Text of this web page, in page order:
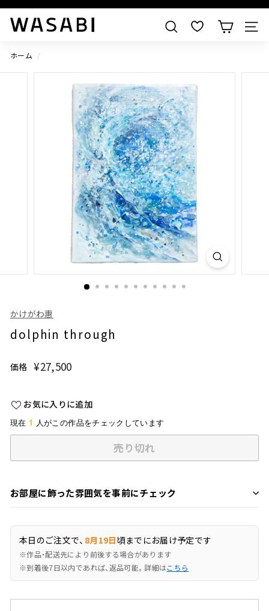
すべての作品を見る
W
S
A
検索
ホーム /
かけがわ惠
dolphin through
価格
通
格
¥27,500
お気に入りに追加
現在 1 人がこの作品をチェックしています
売り切れ
お部屋に飾った雰囲気を事前にチェック
本日のご注文で、 8月19日 頃までにお届け予定です
※作品・配送先により前後する場合があります
※到着後7日以内であれば、返品可能。詳細はこちら